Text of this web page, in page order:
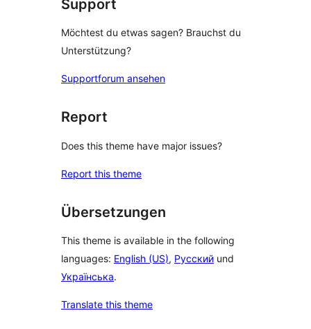
Support
Möchtest du etwas sagen? Brauchst du
Unterstützung?
Supportforum ansehen
Report
Does this theme have major issues?
Report this theme
Übersetzungen
This theme is available in the following
languages: English (US), Русский und
Українська.
Translate this theme